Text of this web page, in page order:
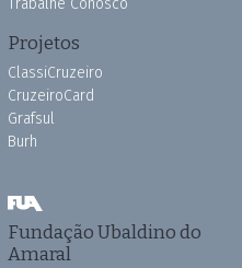
Projetos
ClassiCruzeiro
CruzeiroCard
Grafsul
Burh
Fundação Ubaldino do
Amaral